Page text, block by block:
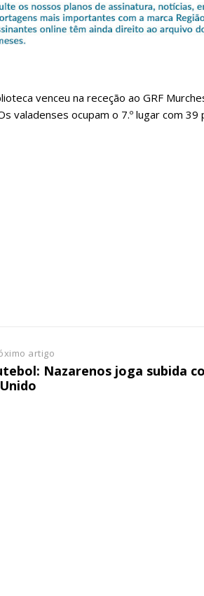
Região de Cister e ajude-nos a
terá acesso a todos os conteúdos exclusivos e
venceu na receção ao GRF
valadenses ocupam o 7.º lugar com 39
artigo
Nazarenos joga subida